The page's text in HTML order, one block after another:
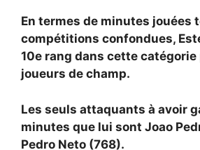
En termes de minutes jouées
compétitions confondues,
10e rang dans cette catégorie
joueurs de champ.
Les seuls attaquants à avoir
minutes que lui sont Joao
Pedro Neto (768).